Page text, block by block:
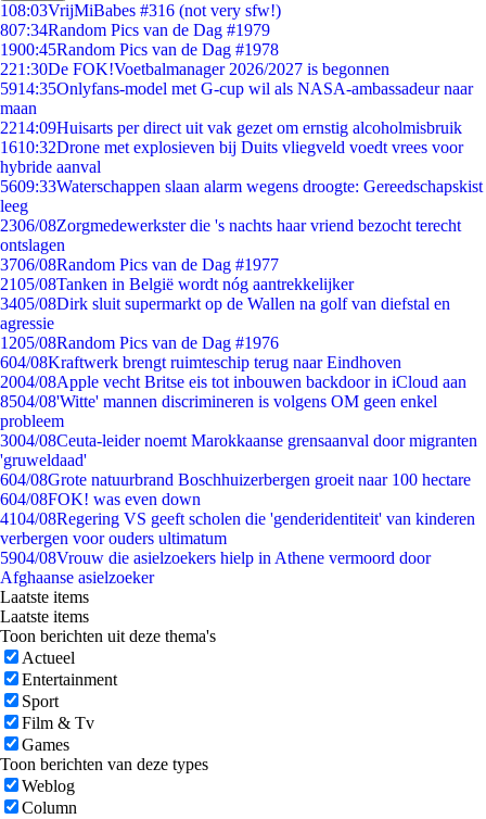
108:03VrijMiBabes #316 (not very sfw!)
807:34Random Pics van de Dag #1979
1900:45Random Pics van de Dag #1978
221:30De FOK!Voetbalmanager 2026/2027 is begonnen
5914:35Onlyfans-model met G-cup wil als NASA-ambassadeur naar
maan
2214:09Huisarts per direct uit vak gezet om ernstig alcoholmisbruik
1610:32Drone met explosieven bij Duits vliegveld voedt vrees voor
hybride aanval
5609:33Waterschappen slaan alarm wegens droogte: Gereedschapskist
leeg
2306/08Zorgmedewerkster die 's nachts haar vriend bezocht terecht
ontslagen
3706/08Random Pics van de Dag #1977
2105/08Tanken in België wordt nóg aantrekkelijker
3405/08Dirk sluit supermarkt op de Wallen na golf van diefstal en
agressie
1205/08Random Pics van de Dag #1976
604/08Kraftwerk brengt ruimteschip terug naar Eindhoven
2004/08Apple vecht Britse eis tot inbouwen backdoor in iCloud aan
8504/08'Witte' mannen discrimineren is volgens OM geen enkel
probleem
3004/08Ceuta-leider noemt Marokkaanse grensaanval door migranten
'gruweldaad'
604/08Grote natuurbrand Boschhuizerbergen groeit naar 100 hectare
604/08FOK! was even down
4104/08Regering VS geeft scholen die 'genderidentiteit' van kinderen
verbergen voor ouders ultimatum
5904/08Vrouw die asielzoekers hielp in Athene vermoord door
Afghaanse asielzoeker
Laatste items
Laatste items
Toon berichten uit deze thema's
Actueel
Entertainment
Sport
Film & Tv
Games
Toon berichten van deze types
Weblog
Column